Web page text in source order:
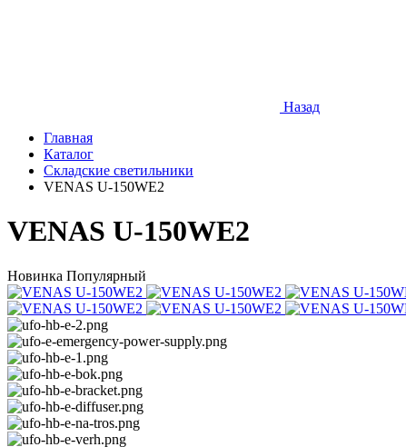
Назад
Главная
Каталог
Складские светильники
VENAS U-150WE2
VENAS U-150WE2
Новинка Популярный